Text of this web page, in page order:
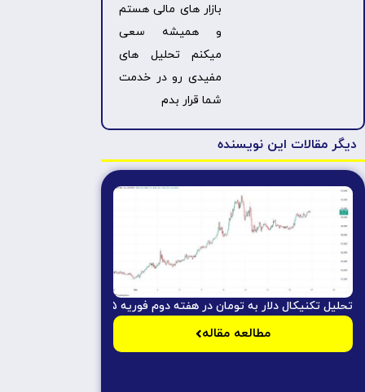
بازار های مالی هستم
و همیشه سعی
میکنم تحلیل های
مفیدی رو در خدمت
شما قرار بدم
دیگر مقالات این نویسنده
تحلیل تکنیکال دلار به تومان در هفته دوم فوریه ۲۰۲۵ با رویکرد پرایس اکشن
مطالعه مقاله